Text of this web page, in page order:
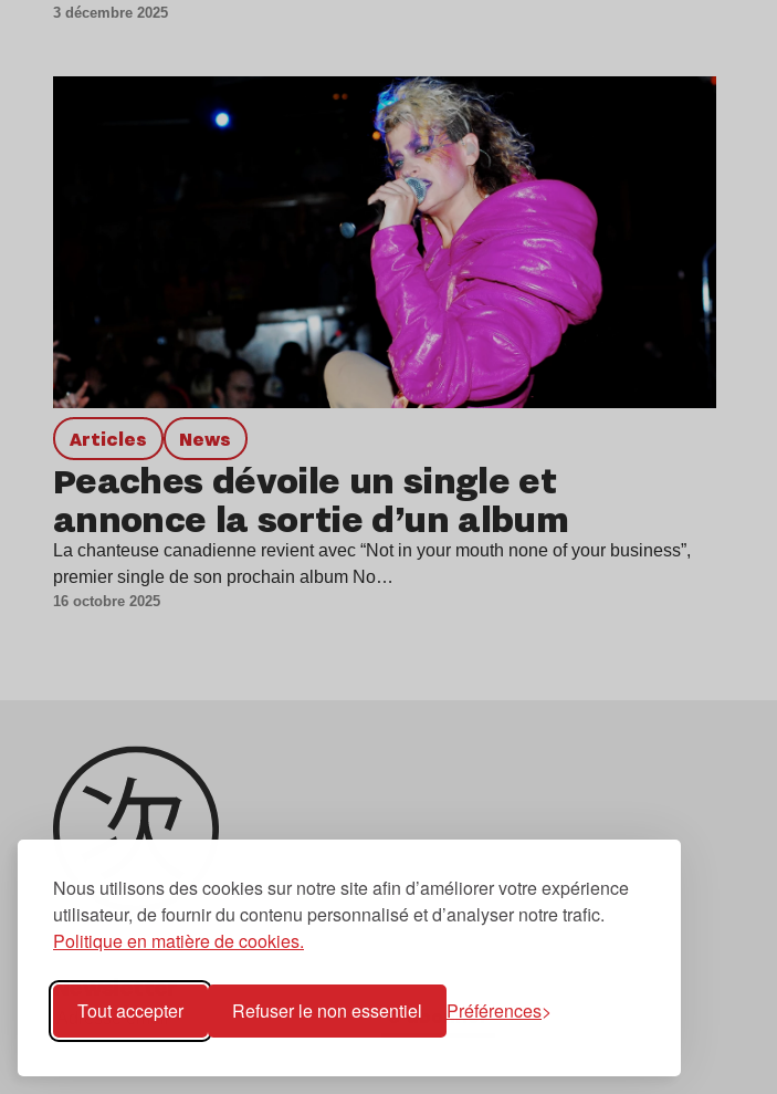
Nous utilisons des cookies sur notre site afin d’améliorer votre expérience
utilisateur, de fournir du contenu personnalisé et d’analyser notre trafic.
Politique en matière de cookies.
Tout accepter Refuser le non essentiel Préférences
3 décembre 2025
Articles news
Peaches dévoile un single et
annonce la sortie d’un album
La chanteuse canadienne revient avec “Not in your mouth none of your business”,
premier single de son prochain album No…
16 octobre 2025
Newsletter
S'abonner